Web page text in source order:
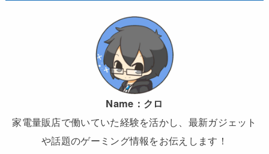
Name： クロ
家電量販店で働いていた経験を活かし、最新ガジェット
や話題のゲーミング情報をお伝えします！